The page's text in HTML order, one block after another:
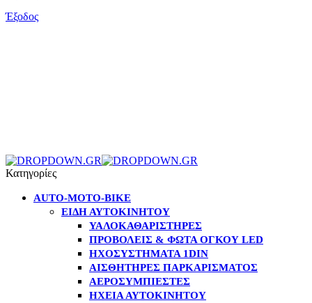
Έξοδος
Κατηγορίες
AUTO-MOTO-BIKE
ΕΊΔΗ ΑΥΤΟΚΙΝΉΤΟΥ
ΥΑΛΟΚΑΘΑΡΙΣΤΉΡΕΣ
ΠΡΟΒΟΛΕΊΣ & ΦΏΤΑ ΌΓΚΟΥ LED
ΗΧΟΣΥΣΤΉΜΑΤΑ 1DIN
ΑΙΣΘΗΤΉΡΕΣ ΠΑΡΚΑΡΊΣΜΑΤΟΣ
ΑΕΡΟΣΥΜΠΙΕΣΤΈΣ
ΗΧΕΊΑ ΑΥΤΟΚΙΝΉΤΟΥ